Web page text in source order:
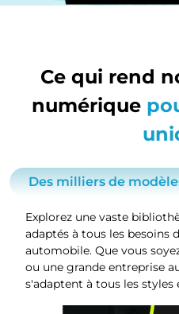
Ce qui rend
numérique
Des milliers de
Explorez une vaste
adaptés à tous les besoins
automobile. Que vous
ou une grande entreprise
s'adaptent à tous les styles